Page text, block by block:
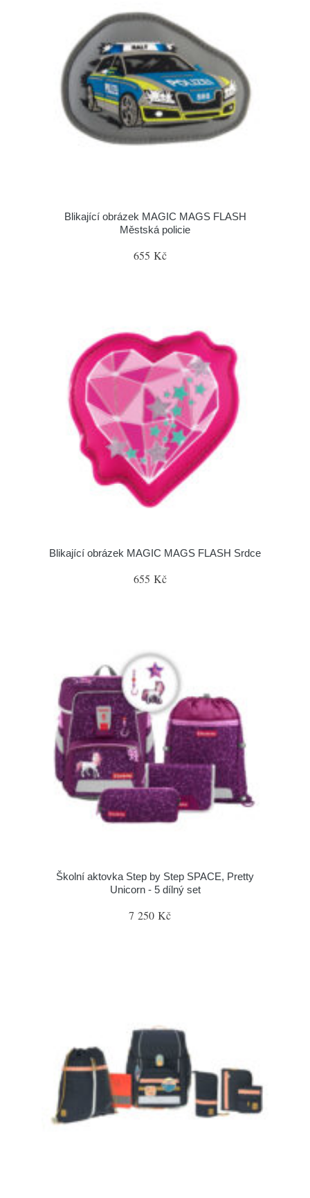
Blikající obrázek MAGIC MAGS FLASH
Městská policie
655 Kč
Blikající obrázek MAGIC MAGS FLASH Srdce
655 Kč
Školní aktovka Step by Step SPACE, Pretty
Unicorn - 5 dílný set
7 250 Kč